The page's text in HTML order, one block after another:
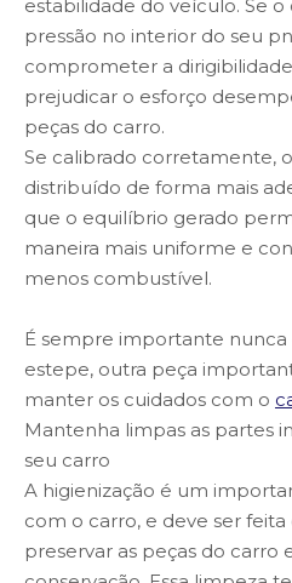
estabilidade do veículo. Se
pressão no interior do seu
comprometer a
prejudicar o esforço
peças do carro.
Se calibrado corretamente,
distribuído de forma mais
que o equilíbrio gerado
maneira mais uniforme e
menos combustível.
É sempre importante
estepe, outra peça
manter os cuidados com o
Mantenha limpas as partes
seu carro
A higienização é um
com o carro, e deve ser
preservar as peças do carro